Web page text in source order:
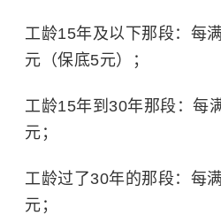
工龄15年及以下那段：每
元（保底5元）；
工龄15年到30年那段：每
元；
工龄过了30年的那段：每
元；